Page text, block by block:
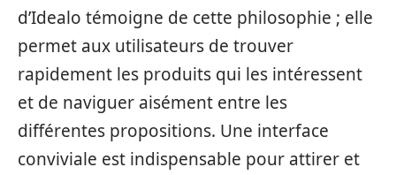
d’Idealo témoigne de cette philosophie ; elle
permet aux utilisateurs de trouver
rapidement les produits qui les intéressent
et de naviguer aisément entre les
différentes propositions. Une interface
conviviale est indispensable pour attirer et